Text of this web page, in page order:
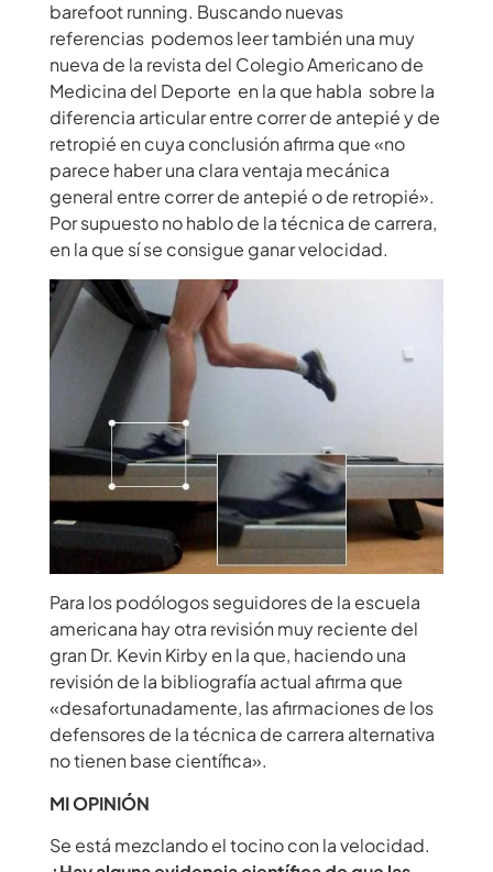
barefoot running. Buscando nuevas
referencias podemos leer también una muy
nueva de la revista del Colegio Americano de
Medicina del Deporte en la que habla sobre la
diferencia articular entre correr de antepié y de
retropié en cuya conclusión afirma que «no
parece haber una clara ventaja mecánica
general entre correr de antepié o de retropié».
Por supuesto no hablo de la técnica de carrera,
en la que sí se consigue ganar velocidad.
Para los podólogos seguidores de la escuela
americana hay otra revisión muy reciente del
gran Dr. Kevin Kirbyen la que, haciendo una
revisión de la bibliografía actual afirma que
«desafortunadamente, las afirmaciones de los
defensores de la técnica de carrera alternativa
no tienen base científica».
MI OPINIÓN
Se está mezclando el tocino con la velocidad.